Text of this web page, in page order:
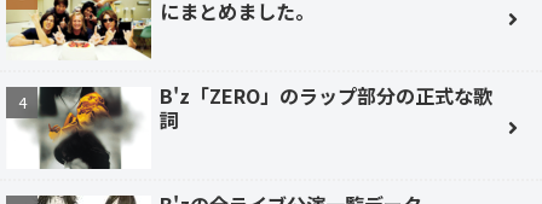
にまとめました。
B'z「ZERO」のラップ部分の正式な歌
詞